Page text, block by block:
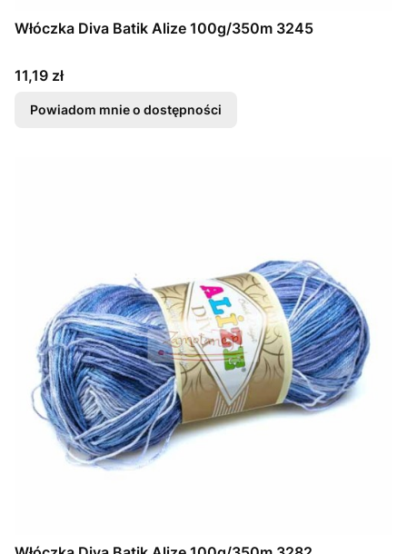
Włóczka Diva Batik Alize 100g/350m 3245
Cena
11,19 zł
Powiadom mnie o dostępności